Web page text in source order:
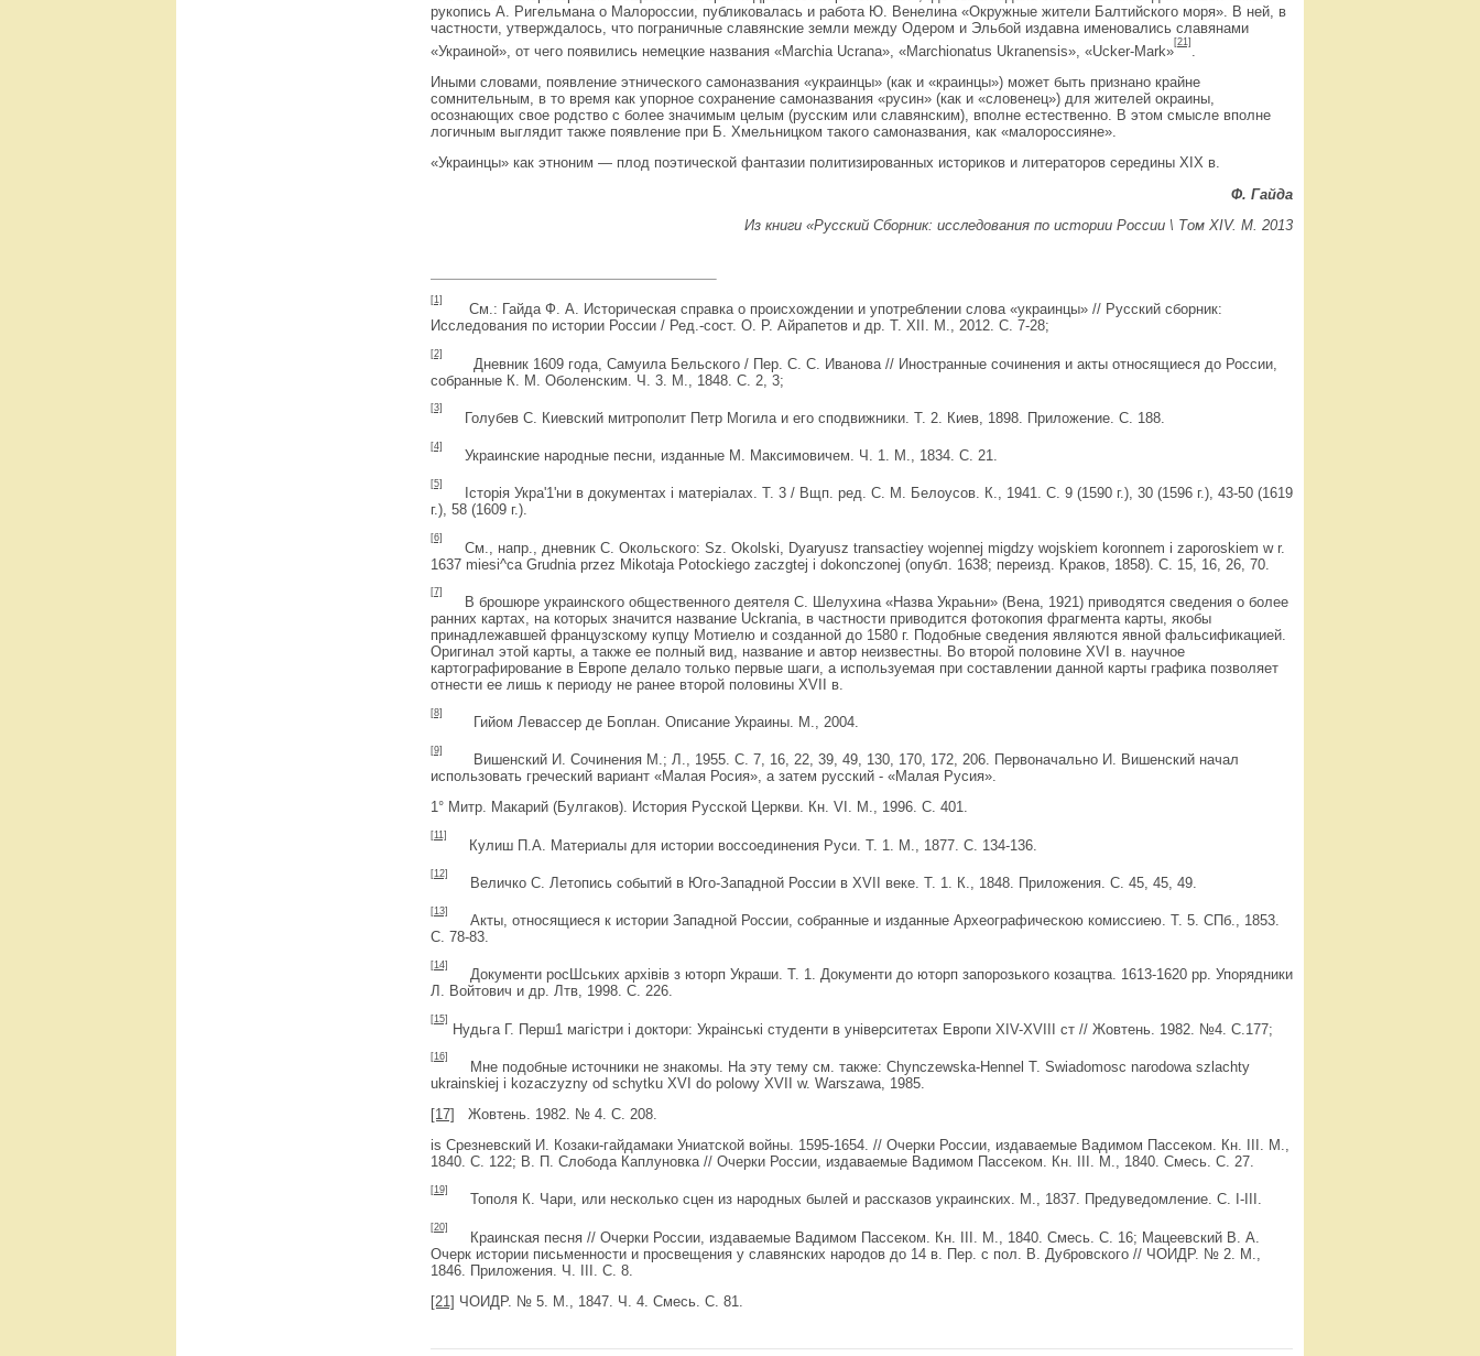
рукопись А. Ригельмана о Малороссии, публиковалась и работа Ю. Венелина «Окружные жители Балтийского моря». В ней, в
частности, утверждалось, что пограничные славянские земли между Одером и Эльбой издавна именовались славянами
«Украиной», от чего появились немецкие названия «Marchia Ucrana», «Marchionatus Ukranensis», «Ucker-Mark»
[21]
.
Иными словами, появление этнического самоназвания «украинцы» (как и «краинцы») может быть признано крайне
сомнительным, в то время как упорное сохранение самоназвания «русин» (как и «словенец») для жителей окраины,
осознающих свое родство с более значимым целым (русским или славянским), вполне естественно. В этом смысле вполне
логичным выглядит также появление при Б. Хмельницком такого самоназвания, как «малороссияне».
«Украинцы» как этноним — плод поэтической фантазии политизированных историков и литераторов середины XIX в.
Ф. Гайда
Из книги «Русский Сборник: исследования по истории России \ Том XIV. М. 2013
[1]
См.: Гайда Ф. А. Историческая справка о происхождении и употреблении слова «украинцы» // Русский сборник:
Исследования по истории России / Ред.-сост. О. Р. Айрапетов и др. Т. XII. М., 2012. С. 7-28;
[2]
Дневник 1609 года, Самуила Бельского / Пер. С. С. Иванова // Иностранные сочинения и акты относящиеся до России,
собранные К. М. Оболенским. Ч. 3. М., 1848. С. 2, 3;
[3]
Голубев С. Киевский митрополит Петр Могила и его сподвижники. Т. 2. Киев, 1898. Приложение. С. 188.
[4]
Украинские народные песни, изданные М. Максимовичем. Ч. 1. М., 1834. С. 21.
[5]
Iсторiя Укра'1'ни в документах i матерiалах. Т. 3 / Вщп. ред. С. М. Белоусов. К., 1941. С. 9 (1590 г.), 30 (1596 г.), 43-50 (1619
г.), 58 (1609 г.).
[6]
См., напр., дневник С. Окольского: Sz. Okolski, Dyaryusz transactiey wojennej migdzy wojskiem koronnem i zaporoskiem w r.
1637 miesi^ca Grudnia przez Mikotaja Potockiego zaczgtej i dokonczonej (опубл. 1638; переизд. Краков, 1858). С. 15, 16, 26, 70.
[7]
В брошюре украинского общественного деятеля С. Шелухина «Назва Украьни» (Вена, 1921) приводятся сведения о более
ранних картах, на которых значится название Uckrania, в частности приводится фотокопия фрагмента карты, якобы
принадлежавшей французскому купцу Мотиелю и созданной до 1580 г. Подобные сведения являются явной фальсификацией.
Оригинал этой карты, а также ее полный вид, название и автор неизвестны. Во второй половине XVI в. научное
картографирование в Европе делало только первые шаги, а используемая при составлении данной карты графика позволяет
отнести ее лишь к периоду не ранее второй половины XVII в.
[8]
Гийом Левассер де Боплан. Описание Украины. М., 2004.
[9]
Вишенский И. Сочинения М.; Л., 1955. С. 7, 16, 22, 39, 49, 130, 170, 172, 206. Первоначально И. Вишенский начал
использовать греческий вариант «Малая Росия», а затем русский - «Малая Русия».
1° Митр. Макарий (Булгаков). История Русской Церкви. Кн. VI. М., 1996. С. 401.
[11]
Кулиш П.А. Материалы для истории воссоединения Руси. Т. 1. М., 1877. С. 134-136.
[12]
Величко С. Летопись событий в Юго-Западной России в XVII веке. Т. 1. К., 1848. Приложения. С. 45, 45, 49.
[13]
Акты, относящиеся к истории Западной России, собранные и изданные Археографическою комиссиею. Т. 5. СПб., 1853.
С. 78-83.
[14]
Документи росШських архiвiв з юторп Украши. Т. 1. Документи до юторп запорозького козацтва. 1613-1620 pp. Упорядники
Л. Войтович и др. Лтв, 1998. С. 226.
[15]
Нудьга Г. Перш1 магiстри i доктори: Украiнськi студенти в унiверситетах Европи XIV-XVIII ст // Жовтень. 1982. №4. С.177;
[16]
Мне подобные источники не знакомы. На эту тему см. также: Chynczewska-Hennel T. Swiadomosc narodowa szlachty
ukrainskiej i kozaczyzny od schytku XVI do polowy XVII w. Warszawa, 1985.
[17]
Жовтень. 1982. № 4. С. 208.
is Срезневский И. Козаки-гайдамаки Униатской войны. 1595-1654. // Очерки России, издаваемые Вадимом Пассеком. Кн. III. М.,
1840. С. 122; В. П. Сло­бода Каплуновка // Очерки России, издаваемые Вадимом Пассеком. Кн. III. М., 1840. Смесь. С. 27.
[19]
Тополя К. Чари, или несколько сцен из народных былей и рассказов украинс­ких. М., 1837. Предуведомление. C. I-III.
[20]
Краинская песня // Очерки России, издаваемые Вадимом Пассеком. Кн. III. М., 1840. Смесь. С. 16; Мацеевский В. А.
Очерк истории письменности и просвещения у славянских народов до 14 в. Пер. с пол. В. Дубровского // ЧОИДР. № 2. М.,
1846. Приложения. Ч. III. С. 8.
[21] ЧОИДР. № 5. М., 1847. Ч. 4. Смесь. С. 81.